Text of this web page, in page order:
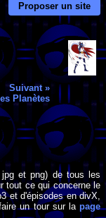
Proposer un site
Suivant »
Planètes
et png) de tous les
tout ce qui concerne le
et d'épisodes en divX,
un tour sur la page